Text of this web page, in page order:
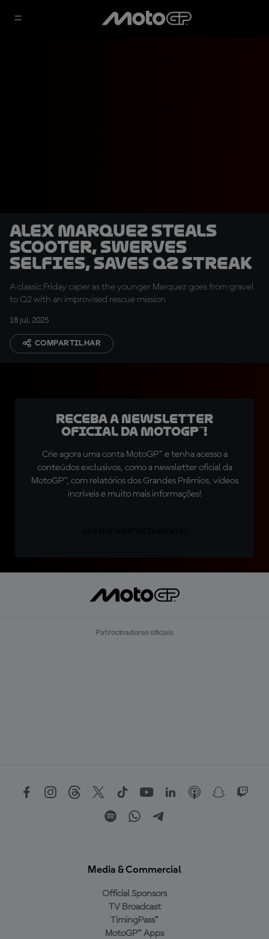
Alex Marquez steals
scooter, swerves
selfies, saves Q2 streak
A classic Friday caper as the younger Marquez goes from gravel
to Q2 with an improvised rescue mission
18 jul. 2025
COMPARTILHAR
Receba a newsletter
oficial da MotoGP™!
Crie agora uma conta MotoGP™ e tenha acesso a
conteúdos exclusivos, como a newsletter oficial da
MotoGP™, com relatórios dos Grandes Prêmios, vídeos
incríveis e muito mais informações!
Patrocinadores oficiais
Media & Commercial
Official Sponsors
TV Broadcast
TimingPass™
MotoGP™ Apps